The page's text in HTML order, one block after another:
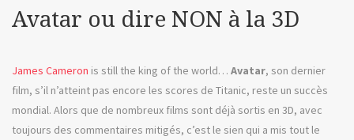
Avatar ou dire NON à la 3D
James Cameron is still the king of the world… Avatar, son dernier
film, s’il n’atteint pas encore les scores de Titanic, reste un succès
mondial. Alors que de nombreux films sont déjà sortis en 3D, avec
toujours des commentaires mitigés, c’est le sien qui a mis tout le